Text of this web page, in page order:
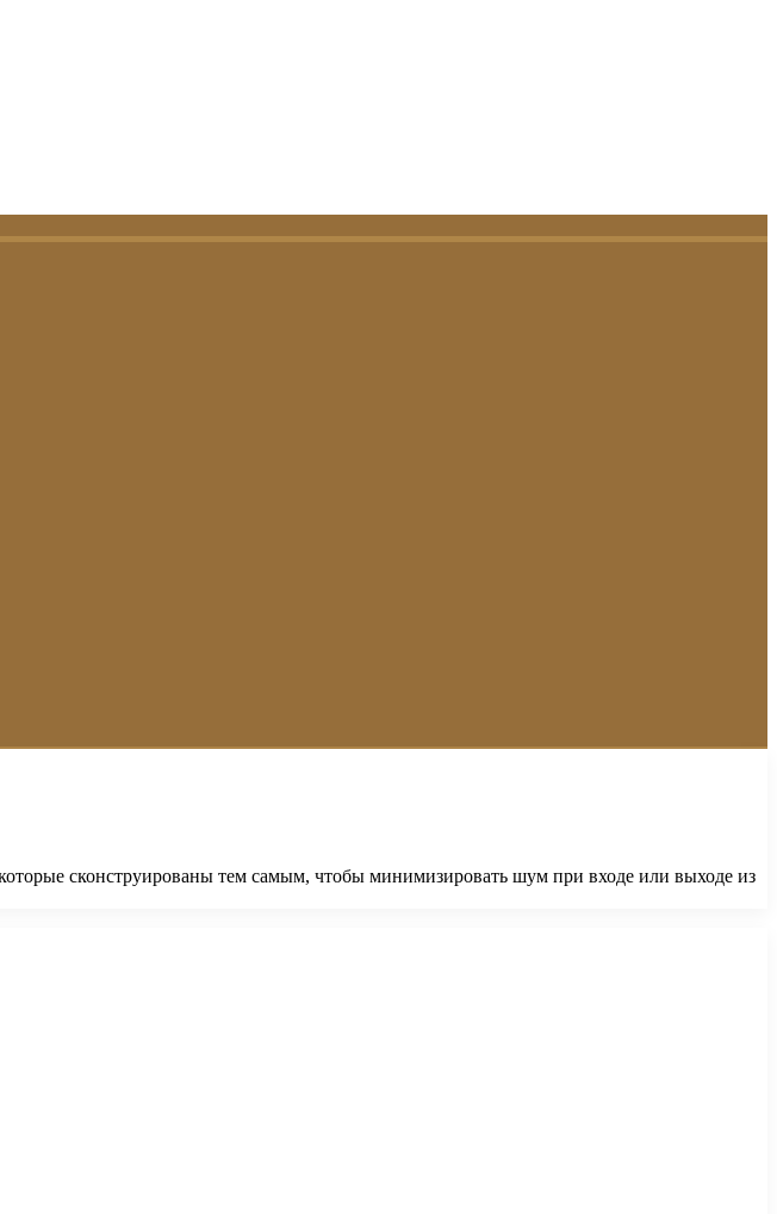
сконструированы тем самым, чтобы минимизировать шум при входе или выходе из